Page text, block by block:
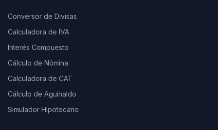
Conversor de Divisas
Calculadora de IVA
Interés Compuesto
Cálculo de Nómina
Calculadora de CAT
Cálculo de Aguinaldo
Simulador Hipotecario